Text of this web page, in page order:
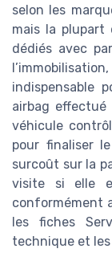
selon les
mais la plupart
dédiés avec
indispensable
airbag
véhicule
pour finaliser
surcoût sur la
visite si elle
conformément
les fiches
technique et